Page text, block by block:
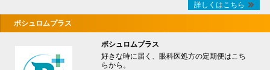
詳しくはこちら
ボシュロムプラス
ボシュロムプラス
好きな時に届く、眼科医処方の定期便はこち
らから。